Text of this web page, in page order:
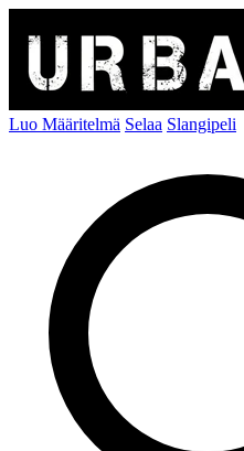
Luo Määritelmä Selaa Slangipeli